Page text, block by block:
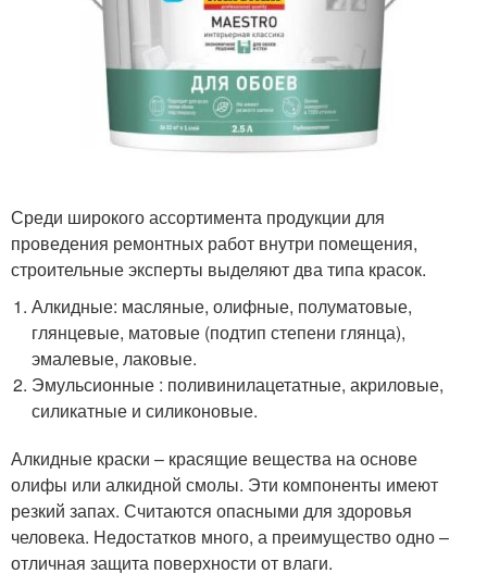
Среди широкого ассортимента продукции для
проведения ремонтных работ внутри помещения,
строительные эксперты выделяют два типа красок.
Алкидные: масляные, олифные, полуматовые,
глянцевые, матовые (подтип степени глянца),
эмалевые, лаковые.
Эмульсионные : поливинилацетатные, акриловые,
силикатные и силиконовые.
Алкидные краски – красящие вещества на основе
олифы или алкидной смолы. Эти компоненты имеют
резкий запах. Считаются опасными для здоровья
человека. Недостатков много, а преимущество одно –
отличная защита поверхности от влаги.